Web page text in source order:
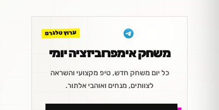
ערוץ טלגרם
משחק אימפרוביזציה יומי
כל יום משחק חדש, טיפ מקצועי והשראה
לצוותים, מנחים ואוהבי אלתור.